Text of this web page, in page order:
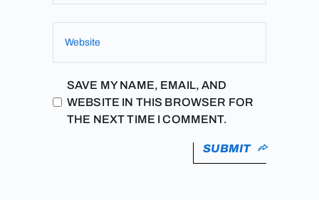
SAVE MY NAME, EMAIL, AND
WEBSITE IN THIS BROWSER FOR
THE NEXT TIME I COMMENT.
SUBMIT